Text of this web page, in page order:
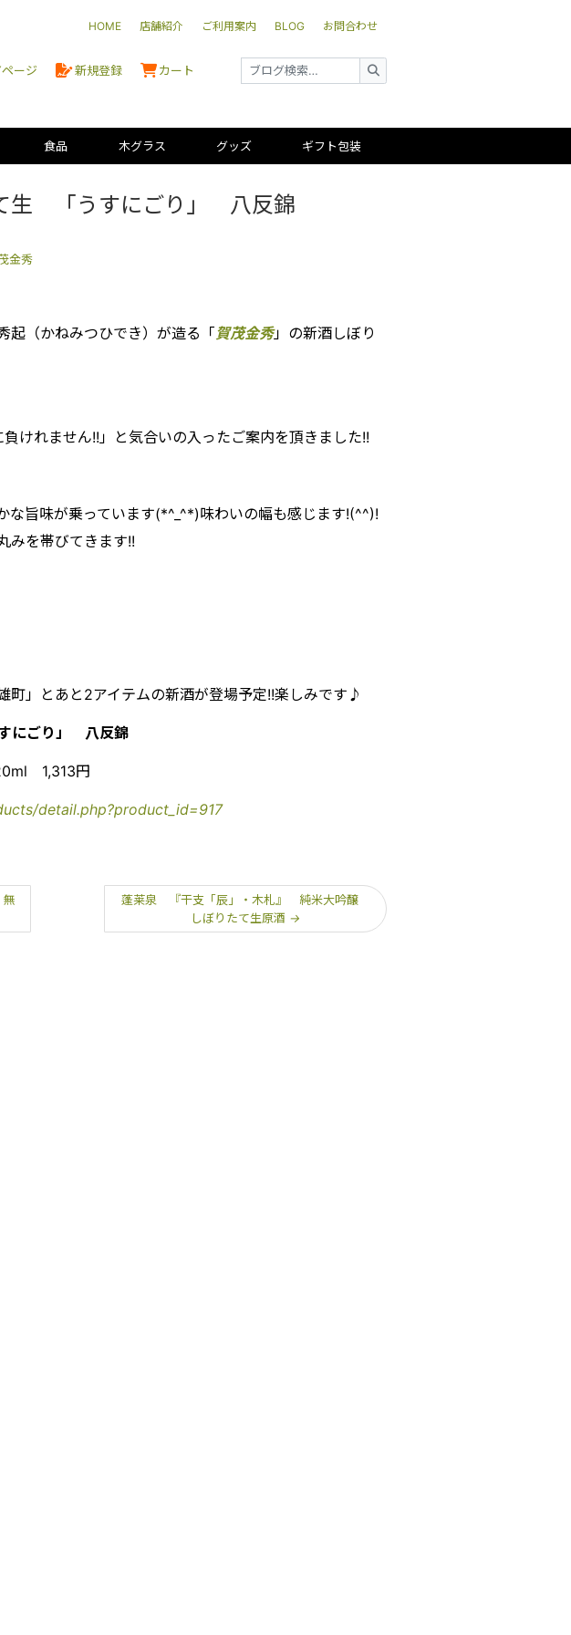
HOME 店舗紹介 ご利用案内 BLOG お問合わせ
ージ 新規登録 カート
食品 木グラス グッズ ギフト包装
生 「うすにごり」 八反錦
金秀
（かねみつひでき）が造る「賀茂金秀」の新酒しぼり
負けれません!!」と気合いの入ったご案内を頂きました!!
な旨味が乗っています(*^_^*)味わいの幅も感じます!(^^)!
みを帯びてきます!!
」とあと2アイテムの新酒が登場予定!!楽しみです♪
にごり」 八反錦
1,313円
detail.php?product_id=917
蓬莱泉 『干支「辰」・木札』 純米大吟醸
しぼりたて生原酒 →